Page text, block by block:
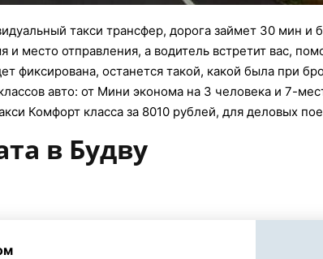
такси трансфер, дорога займет 30 мин и
и место отправления, а водитель встретит вас,
фиксирована, останется такой, какой была при
авто: от Мини эконома на 3 человека и 7-
Комфорт класса за 8010 рублей, для деловых
в Будву